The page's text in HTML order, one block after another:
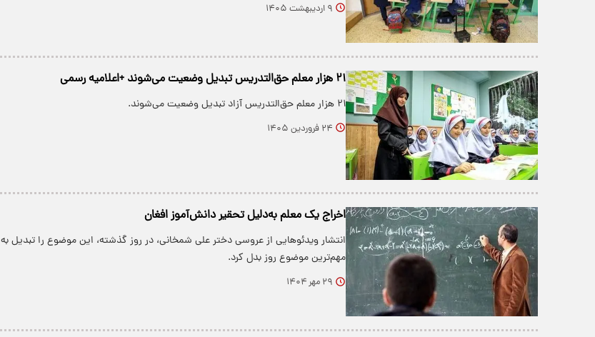
۹ اردیبهشت ۱۴۰۵
۲۱ هزار معلم حق‌التدریس تبدیل وضعیت می‌شوند +اعلامیه رسمی
۲۱ هزار معلم حق‌التدریس آزاد تبدیل وضعیت می‌شوند.
۲۴ فروردین ۱۴۰۵
اخراج یک معلم به‌دلیل تحقیر دانش‌آموز افغان
انتشار ویدئوهایی از عروسی دختر علی شمخانی، در روز گذشته، این موضوع را تبدیل به
مهم‌ترین موضوع روز بدل کرد.
۲۹ مهر ۱۴۰۴